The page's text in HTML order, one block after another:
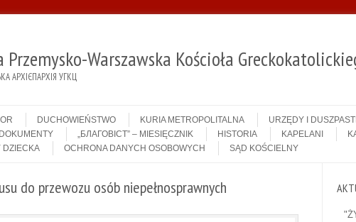
Warszawska Kościoła
АРХІЄПАРХІЯ УГКЦ
DUCHOWIEŃSTWO KURIA METROPOLITALNA URZĘDY I
DOKUMENTY „БЛАГОВІСТ” – MIESIĘCZNIK HISTORIA KAPELANI
DZIECKA OCHRONA DANYCH OSOBOWYCH SĄD KOŚCIELNY
do przewozu osób niepełnosprawnych